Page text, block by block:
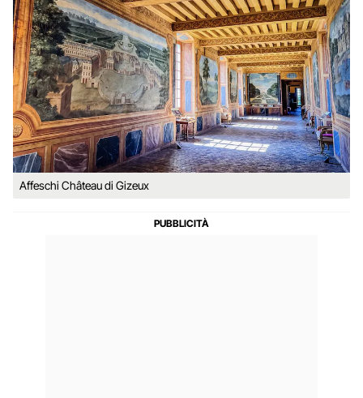
Affeschi Château di Gizeux